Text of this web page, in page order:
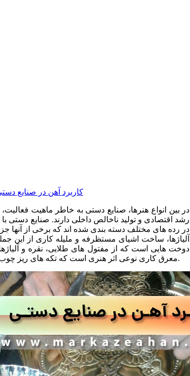
کاربرد آهن در صنایع
در بین انواع هنرها، صنایع دستی به خاطر ماهیت
رشد اقتصادی و تولید ناخالص داخلی دارند. صنایع دستی
در رده های مختلف دسته بندی شده اند که برخی از آنها
آلیاژها، ساخت اشیای مستظرفه و ملیله کاری از این
دوخت هایی است که از مفتول های طلایی، نقره و
معرق کاری نوعی اثر هنری است که تکه های ریز چوب، فلز، پارچه، کاشی و… به زیبایی و در اشکال متفاوت، در کنار یکدیگر قرار می گیرند.